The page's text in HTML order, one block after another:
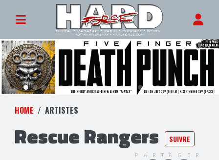
HOME ARTISTES
Rescue Rangers SUIVRE
PARTAGER